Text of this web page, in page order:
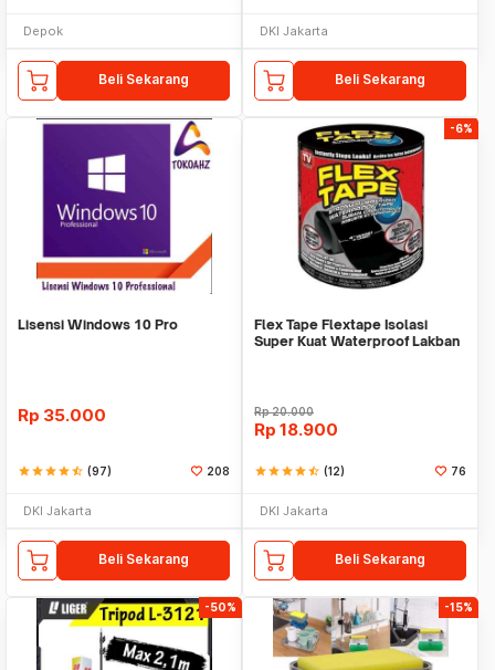
Depok
Beli Sekarang
DKI Jakarta
Beli Sekarang
Lisensi Windows 10 Pro
Rp 35.000
starstarstarstarstar_half (97) 208
DKI Jakarta
Beli Sekarang
-6%
Flex Tape Flextape Isolasi
Super Kuat Waterproof Lakban
Rp20.000
Rp 18.900
starstarstarstarstar_half (12) 76
DKI Jakarta
Beli Sekarang
-50% -15%